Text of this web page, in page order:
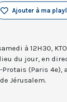
Ajouter à ma
à 12H30,
du jour, en
(Paris 4e),
Jérusalem.